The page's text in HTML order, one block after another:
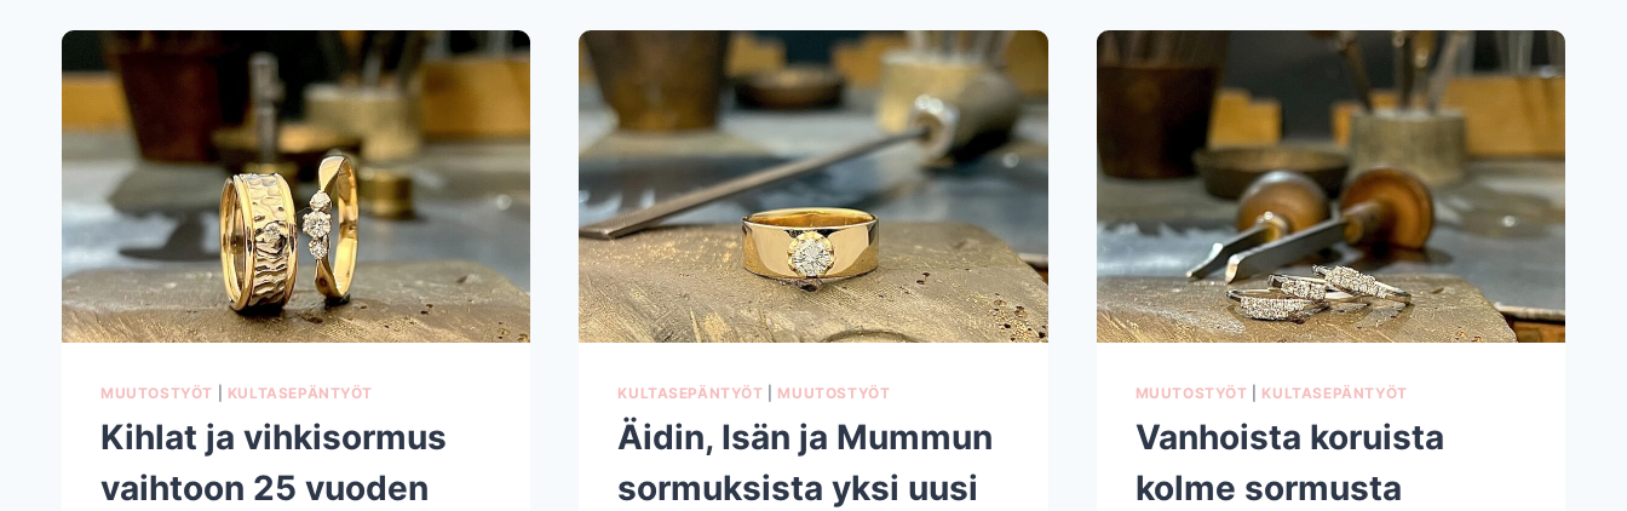
MUUTOSTYÖT KULTASEPÄNTYÖT
Kihlat ja vihkisormus
vaihtoon 25 vuoden
KULTASEPÄNTYÖT MUUTOSTYÖT
Äidin, Isän ja Mummun
sormuksista yksi uusi
MUUTOSTYÖT KULTASEPÄNTYÖT
Vanhoista koruista
kolme sormusta